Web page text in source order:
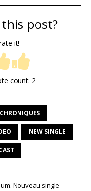
post?
it!
count: 2
CHRONIQUES
NEW SINGLE
Nouveau single